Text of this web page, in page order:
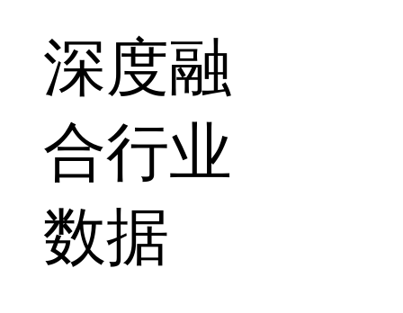
深度融
合行业
数据